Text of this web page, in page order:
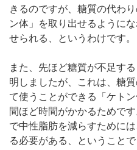
きるのですが、糖質の代わ
ン体」を取り出せるように
せられる、というわけです。
また、先ほど糖質が不足す
明しましたが、これは、糖
て使うことができる「ケト
間ほど時間がかかるためで
で中性脂肪を減らすために
る必要がある、ということで